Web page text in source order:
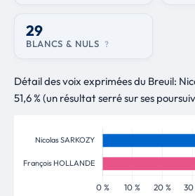
29
BLANCS & NULS ?
Détail des voix exprimées du Breuil:
51,6 % (un résultat serré sur ses